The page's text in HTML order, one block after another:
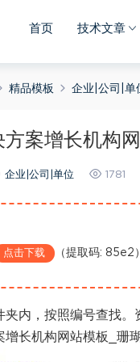
首页 技术文章
精品模板 企业|公司|单
方案增长机构
企业|公司|单位 1781
点击下载 （提取码: 85e2）
夹内，按照编号查找
增长机构网站模板_珊